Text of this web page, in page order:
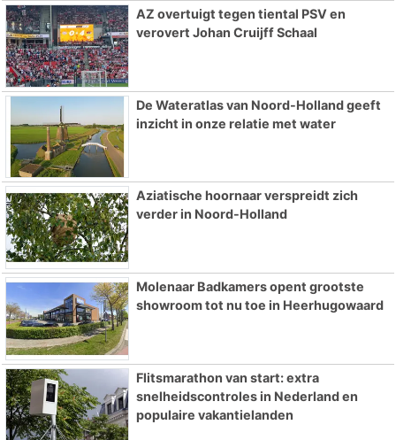
AZ overtuigt tegen tiental PSV en
verovert Johan Cruijff Schaal
De Wateratlas van Noord-Holland geeft
inzicht in onze relatie met water
Aziatische hoornaar verspreidt zich
verder in Noord-Holland
Molenaar Badkamers opent grootste
showroom tot nu toe in Heerhugowaard
Flitsmarathon van start: extra
snelheidscontroles in Nederland en
populaire vakantielanden